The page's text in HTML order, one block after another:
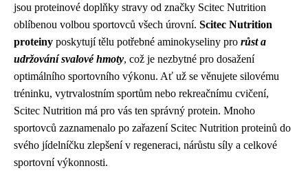
jsou proteinové doplňky stravy od značky Scitec Nutrition
oblíbenou volbou sportovců všech úrovní. Scitec Nutrition
proteiny poskytují tělu potřebné aminokyseliny pro růst a
udržování svalové hmoty, což je nezbytné pro dosažení
optimálního sportovního výkonu. Ať už se věnujete silovému
tréninku, vytrvalostním sportům nebo rekreačnímu cvičení,
Scitec Nutrition má pro vás ten správný protein. Mnoho
sportovců zaznamenalo po zařazení Scitec Nutrition proteinů do
svého jídelníčku zlepšení v regeneraci, nárůstu síly a celkové
sportovní výkonnosti.